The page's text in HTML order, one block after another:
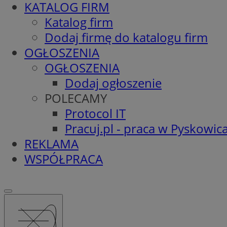
KATALOG FIRM
Katalog firm
Dodaj firmę do katalogu firm
OGŁOSZENIA
OGŁOSZENIA
Dodaj ogłoszenie
POLECAMY
Protocol IT
Pracuj.pl - praca w
REKLAMA
WSPÓŁPRACA